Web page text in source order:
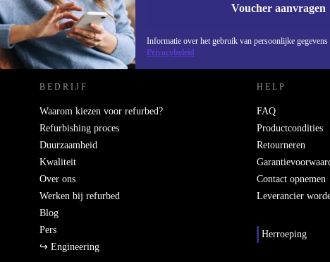
Voucher aanvragen
Informatie over het gebruik van persoonlijke
Privacybeleid
REFURBED NEDERLAND - RETHINK NEW.
BEDRIJF
Waarom kiezen voor refurbed?
Refurbishing proces
Duurzaamheid
Kwaliteit
Over ons
Werken bij refurbed
Blog
Pers
↪ Engineering
HELP
FAQ
Productcondities
Retourneren
Contact opnemen
Leverancier
Herroeping